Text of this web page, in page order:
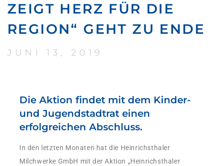
ZEIGT HERZ FÜR DIE
REGION“ GEHT ZU ENDE
JUNI 13, 2019
Die Aktion findet mit dem Kinder-
und Jugendstadtrat einen
erfolgreichen Abschluss.
In den letzten Monaten hat die Heinrichsthaler
Milchwerke GmbH mit der Aktion „Heinrichsthaler